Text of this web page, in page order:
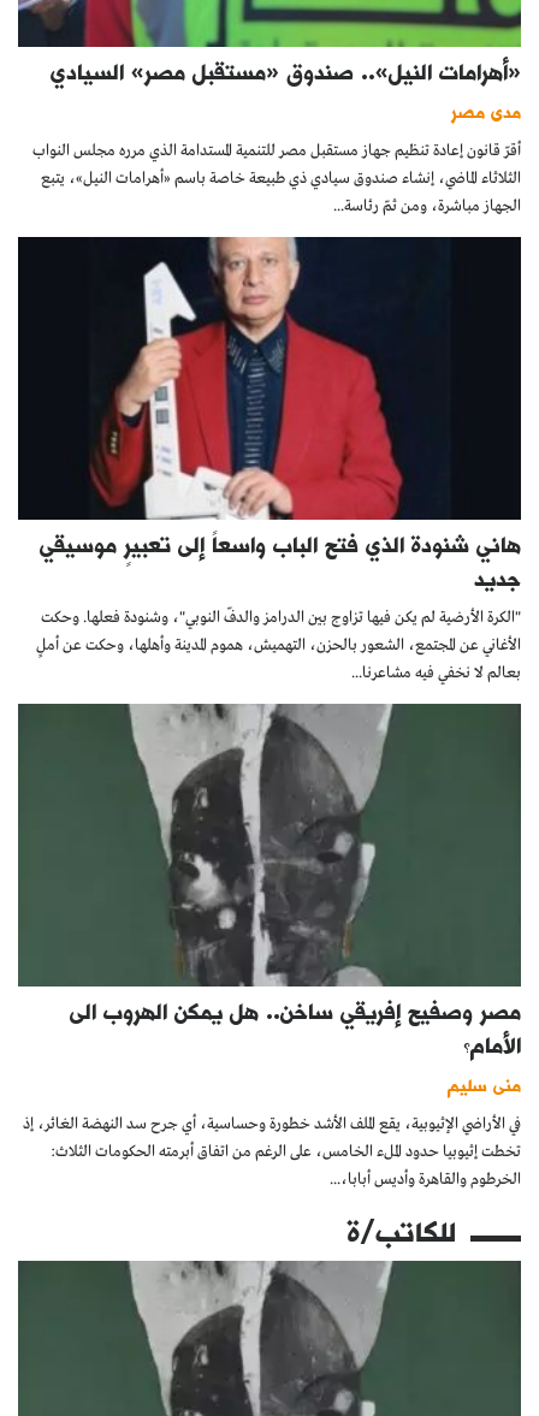
«أهرامات النيل».. صندوق «مستقبل مصر» السيادي
مدى مصر
أقرّ قانون إعادة تنظيم جهاز مستقبل مصر للتنمية المستدامة الذي مرره مجلس النواب
الثلاثاء الماضي، إنشاء صندوق سيادي ذي طبيعة خاصة باسم «أهرامات النيل»، يتبع
الجهاز مباشرة، ومن ثمّ رئاسة...
هاني شنودة الذي فتح الباب واسعاً إلى تعبيرٍ موسيقي
جديد
"الكرة الأرضية لم يكن فيها تزاوج بين الدرامز والدفّ النوبي"، وشنودة فعلها. وحكت
الأغاني عن المجتمع، الشعور بالحزن، التهميش، هموم المدينة وأهلها، وحكت عن أملٍ
بعالم لا نخفي فيه مشاعرنا...
مصر وصفيح إفريقي ساخن.. هل يمكن الهروب الى
الأمام؟
منى سليم
في الأراضي الإثيوبية، يقع الملف الأشد خطورة وحساسية، أي جرح سد النهضة الغائر، إذ
تخطت إثيوبيا حدود الملء الخامس، على الرغم من اتفاق أبرمته الحكومات الثلاث:
الخرطوم والقاهرة وأديس أبابا،...
للكاتب/ة